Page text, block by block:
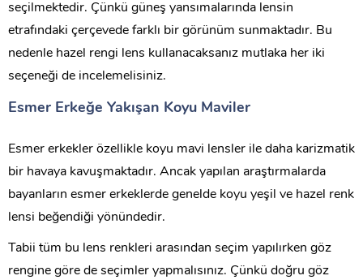
seçilmektedir. Çünkü güneş yansımalarında lensin
etrafındaki çerçevede farklı bir görünüm sunmaktadır. Bu
nedenle hazel rengi lens kullanacaksanız mutlaka her iki
seçeneği de incelemelisiniz.
Esmer Erkeğe Yakışan Koyu Maviler
Esmer erkekler özellikle koyu mavi lensler ile daha karizmatik
bir havaya kavuşmaktadır. Ancak yapılan araştırmalarda
bayanların esmer erkeklerde genelde koyu yeşil ve hazel renk
lensi beğendiği yönündedir.
Tabii tüm bu lens renkleri arasından seçim yapılırken göz
rengine göre de seçimler yapmalısınız. Çünkü doğru göz